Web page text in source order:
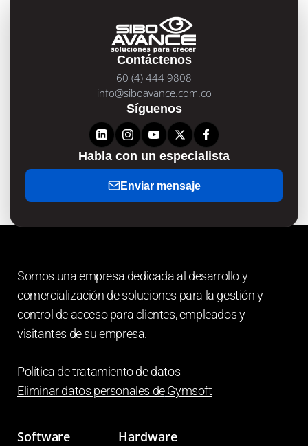
Contáctenos
60 (4) 444 9808
info@siboavance.com.co
Síguenos
Habla con un especialista
Enviar mensaje
Somos una empresa dedicada al desarrollo y
comercialización de soluciones para la gestión y
control de acceso para clientes, empleados y
visitantes de su empresa.
Política de tratamiento de datos
Eliminar datos personales deGymsoft
Software Hardware